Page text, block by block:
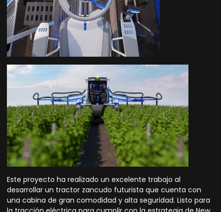
Este proyecto ha realizado un excelente trabajo al
desarrollar un tractor zancudo futurista que cuenta con
una cabina de gran comodidad y alta seguridad. Listo para